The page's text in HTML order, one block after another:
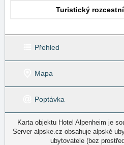
Turistický
Přehled
Mapa
Poptávka
Karta objektu Hotel Alpenheim je
Server alpske.cz obsahuje alpské
ubytovatele (bez